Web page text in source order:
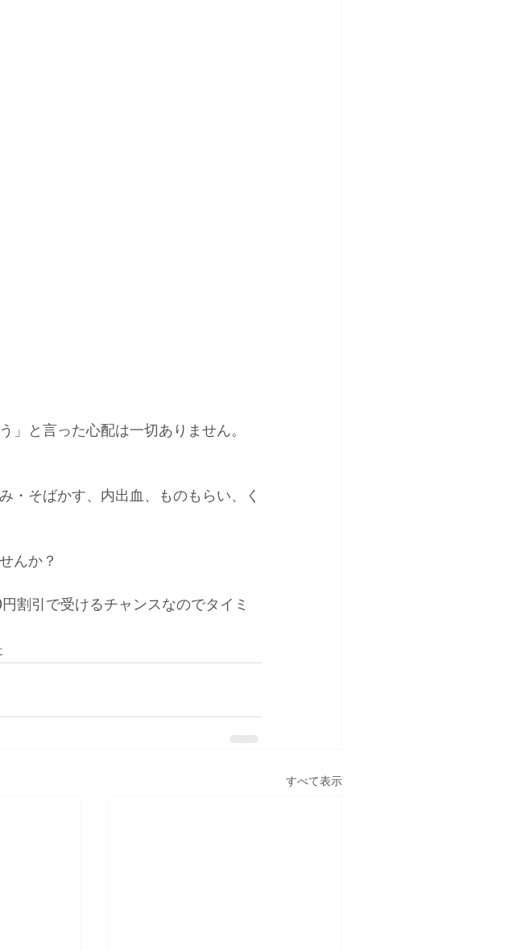
」と言った心配は一切ありません。
・そばかす、内出血、ものもらい、く
んか？
割引で受けるチャンスなのでタイミ
すべて表示